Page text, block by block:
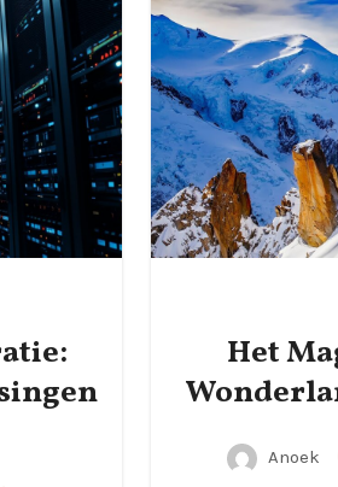
Het
Anoek